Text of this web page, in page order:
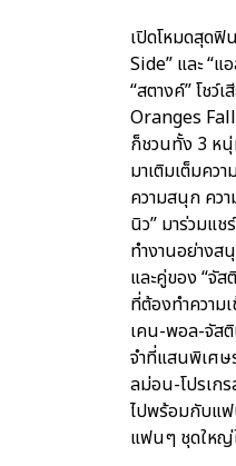
เปิดโหมดสุดฟิ
Side” และ “
“สตางค์” โชว์
Oranges
ก็ชวนทั้ง 3 ห
มาเติมเต็มคว
ความสนุก คว
นิว” มาร่วมแ
ทำงานอย่างส
และคู่ของ “จั
ที่ต้องทำความ
เคน-พอล-จัส
จำที่แสนพิเศษ
ลม่อน-โปรเก
ไปพร้อมกับแฟ
แฟนๆ ชุดใหญ่